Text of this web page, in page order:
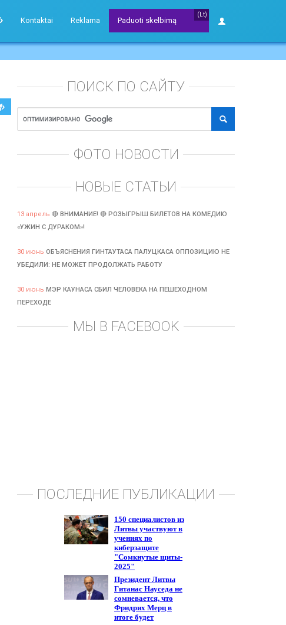
Kontaktai Reklama
(Lt)
Paduoti skelbimą
ПОИСК ПО САЙТУ
ФОТО НОВОСТИ
НОВЫЕ СТАТЬИ
13 апрель 🔴 ВНИМАНИЕ! 🔴 РОЗЫГРЫШ БИЛЕТОВ НА КОМЕДИЮ
«УЖИН С ДУРАКОМ»!
30 июнь ОБЪЯСНЕНИЯ ГИНТАУТАСА ПАЛУЦКАСА ОППОЗИЦИЮ НЕ
УБЕДИЛИ: НЕ МОЖЕТ ПРОДОЛЖАТЬ РАБОТУ
30 июнь МЭР КАУНАСА СБИЛ ЧЕЛОВЕКА НА ПЕШЕХОДНОМ
ПЕРЕХОДЕ
МЫ В FACEBOOK
ПОСЛЕДНИЕ ПУБЛИКАЦИИ